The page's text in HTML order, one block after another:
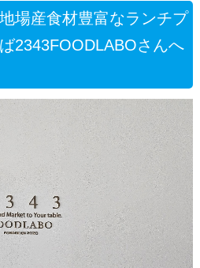
場産食材豊富なランチプ
2343FOODLABOさんへ